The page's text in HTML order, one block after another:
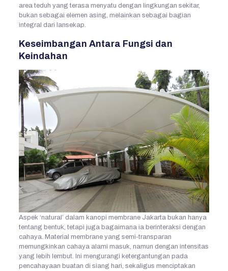
area teduh yang terasa menyatu dengan lingkungan sekitar,
bukan sebagai elemen asing, melainkan sebagai bagian
integral dari lansekap.
Keseimbangan Antara Fungsi dan
Keindahan
Aspek ‘natural’ dalam kanopi membrane Jakarta bukan hanya
tentang bentuk, tetapi juga bagaimana ia berinteraksi dengan
cahaya. Material membrane yang semi-transparan
memungkinkan cahaya alami masuk, namun dengan intensitas
yang lebih lembut. Ini mengurangi ketergantungan pada
pencahayaan buatan di siang hari, sekaligus menciptakan